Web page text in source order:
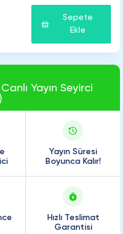
Sepete
Ekle
Canlı Yayın Seyirci
Yayın Süresi
Boyunca Kalır!
Hızlı Teslimat
Garantisi